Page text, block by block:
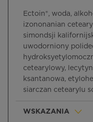
Ectoin®, woda,
izononanian
simondsji
uwodorniony
cetearylowy,
ksantanowa,
siarczan cetearylu
WSKAZANIA